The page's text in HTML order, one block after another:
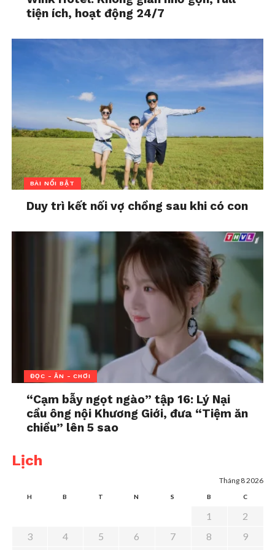
tiện ích, hoạt động 24/7
BÀI NỔI BẬT
Duy trì kết nối vợ chồng sau khi có con
ĐỌC - ĂN - CHƠI
“Cạm bẫy ngọt ngào” tập 16: Lý Nại
cầu ông nội Khương Giới, đưa “Tiệm ăn
chiều” lên 5 sao
Lịch
Tháng 8 2026
H B T N S B C
1
2
3
4 5 6 7 8 9